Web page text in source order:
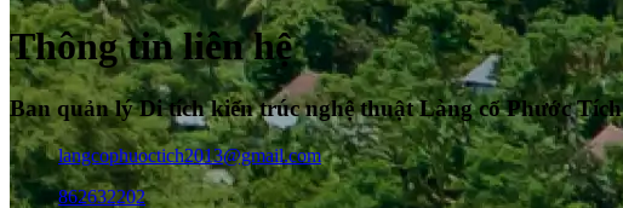
Thông tin liên hệ
Ban quản lý Di tích kiến trúc nghệ thuật Làng cổ Phước Tích
langcophuoctich2013@gmail.com
862632202